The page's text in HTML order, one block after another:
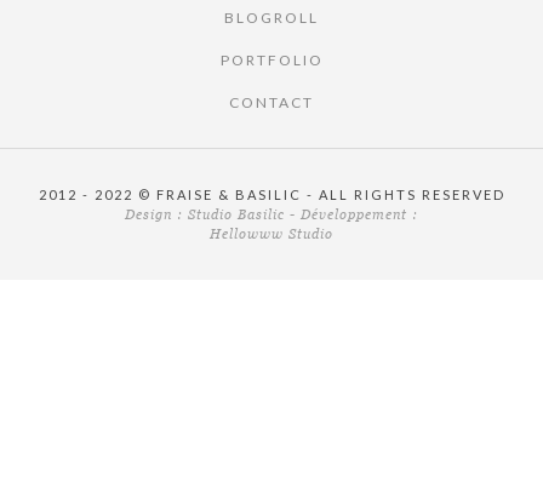
BLOGROLL
PORTFOLIO
CONTACT
2012 - 2022 © FRAISE & BASILIC - ALL RIGHTS RESERVED
Design : Studio Basilic - Développement :
Hellowww Studio